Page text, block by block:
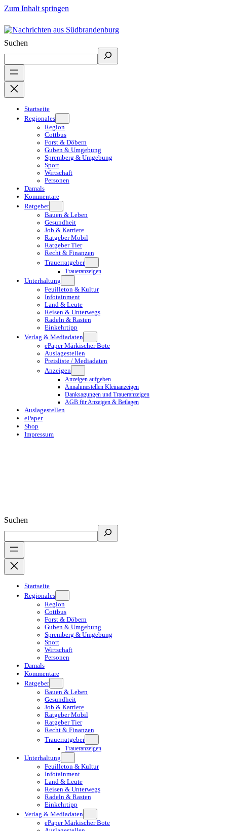
Zum Inhalt springen
Suchen
Startseite
Regionales
Region
Cottbus
Forst & Döbern
Guben & Umgebung
Spremberg & Umgebung
Sport
Wirtschaft
Personen
Damals
Kommentare
Ratgeber
Bauen & Leben
Gesundheit
Job & Karriere
Ratgeber Mobil
Ratgeber Tier
Recht & Finanzen
Trauerratgeber
Traueranzeigen
Unterhaltung
Feuilleton & Kultur
Infotainment
Land & Leute
Reisen & Unterwegs
Radeln & Rasten
Einkehrtipp
Verlag & Mediadaten
ePaper Märkischer Bote
Auslagestellen
Preisliste / Mediadaten
Anzeigen
Anzeigen aufgeben
Annahmestellen Kleinanzeigen
Danksagungen und Traueranzeigen
AGB für Anzeigen & Beilagen
Auslagestellen
ePaper
Shop
Impressum
Suchen
Startseite
Regionales
Region
Cottbus
Forst & Döbern
Guben & Umgebung
Spremberg & Umgebung
Sport
Wirtschaft
Personen
Damals
Kommentare
Ratgeber
Bauen & Leben
Gesundheit
Job & Karriere
Ratgeber Mobil
Ratgeber Tier
Recht & Finanzen
Trauerratgeber
Traueranzeigen
Unterhaltung
Feuilleton & Kultur
Infotainment
Land & Leute
Reisen & Unterwegs
Radeln & Rasten
Einkehrtipp
Verlag & Mediadaten
ePaper Märkischer Bote